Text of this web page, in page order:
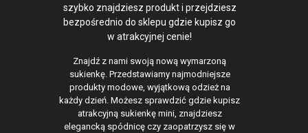
szybko znajdziesz produkt i przejdziesz
bezpośrednio do sklepu gdzie kupisz go
w atrakcyjnej cenie!
Znajdź z nami swoją nową wymarzoną
sukienkę. Przedstawiamy najmodniejsze
produkty modowe, wyjątkową odzież na
każdy dzień. Możesz sprawdzić gdzie kupisz
atrakcyjną sukienkę mini, znajdziesz
elegancką spódnicę czy zaopatrzysz się w